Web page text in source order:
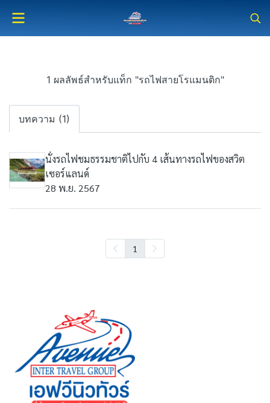
1 ผลลัพธ์สำหรับแท็ก "รถไฟสายโรแมนติก"
บทความ (1)
นั่งรถไฟชมธรรมชาติไปกับ 4 เส้นทางรถไฟของสวิต
เซอร์แลนด์
28 พ.ย. 2567
1